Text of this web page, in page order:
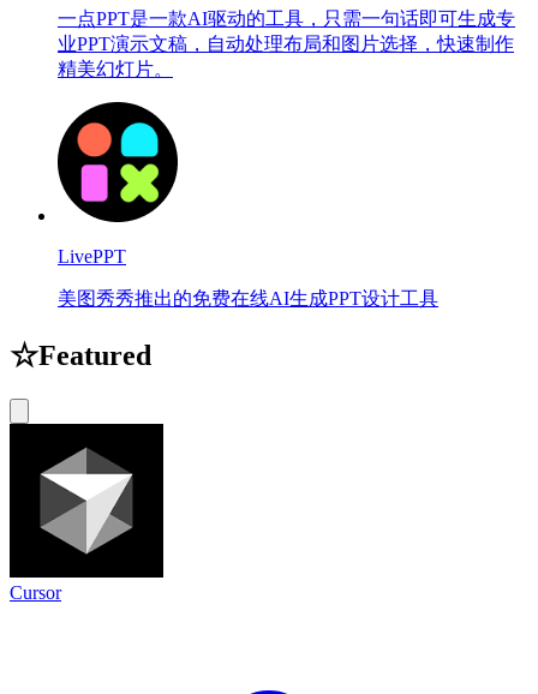
一点PPT是一款AI驱动的工具，只需一句话即可生成专
业PPT演示文稿，自动处理布局和图片选择，快速制作
精美幻灯片。
LivePPT
美图秀秀推出的免费在线AI生成PPT设计工具
☆Featured
Cursor